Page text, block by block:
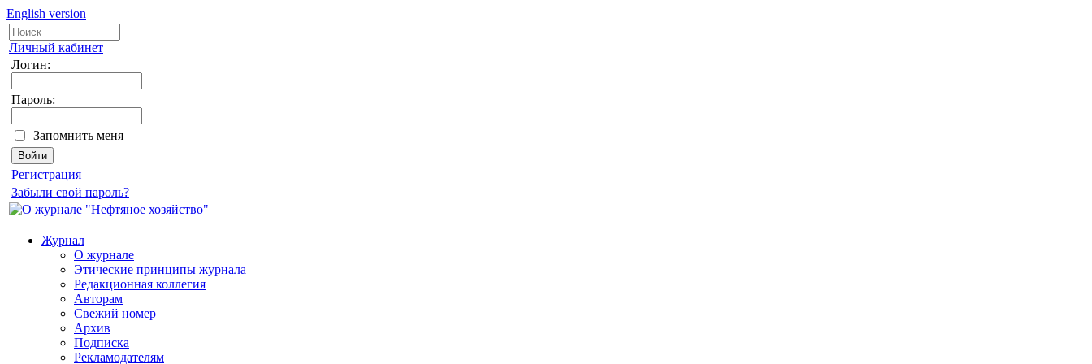
English version
Личный кабинет
Логин:
Пароль:
Запомнить меня
Регистрация
Забыли свой пароль?
Журнал
О журнале
Этические принципы журнала
Редакционная коллегия
Авторам
Свежий номер
Архив
Подписка
Рекламодателям